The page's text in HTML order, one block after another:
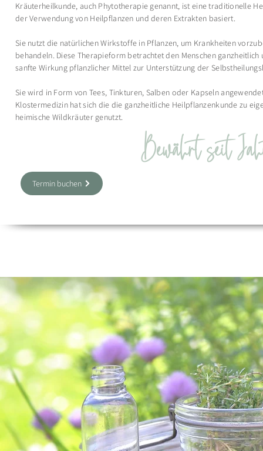
Kräuterheilkunde, auch Phytotherapie genannt, ist eine traditionelle
der Verwendung von Heilpflanzen und deren Extrakten basiert.
Sie nutzt die natürlichen Wirkstoffe in Pflanzen, um Krankheiten
behandeln. Diese Therapieform betrachtet den Menschen ganzheitlich
sanfte Wirkung pflanzlicher Mittel zur Unterstützung der
Sie wird in Form von Tees, Tinkturen, Salben oder Kapseln
Klostermedizin hat sich die die ganzheitliche Heilpflanzenkunde zu
heimische Wildkräuter genutzt.
Bewährt seit
Termin buchen